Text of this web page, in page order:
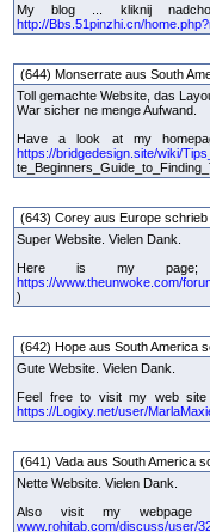
My blog ... kliknij
http://Bbs.51pinzhi.cn/
(644) Monserrate aus South
Toll gemachte Website, das
War sicher ne menge Aufwand.
Have a look at my
https://bridgedesign.site/wiki/
(643) Corey aus Europe schrieb
Super Website. Vielen Dank.
Here is my
https://www.theunwoke.com/
)
(642) Hope aus South America
Gute Website. Vielen Dank.
Feel free to visit my web
https://Logixy.net/user/
(641) Vada aus South America
Nette Website. Vielen Dank.
Also visit my webpage
www.rohitab.com/discuss/user/